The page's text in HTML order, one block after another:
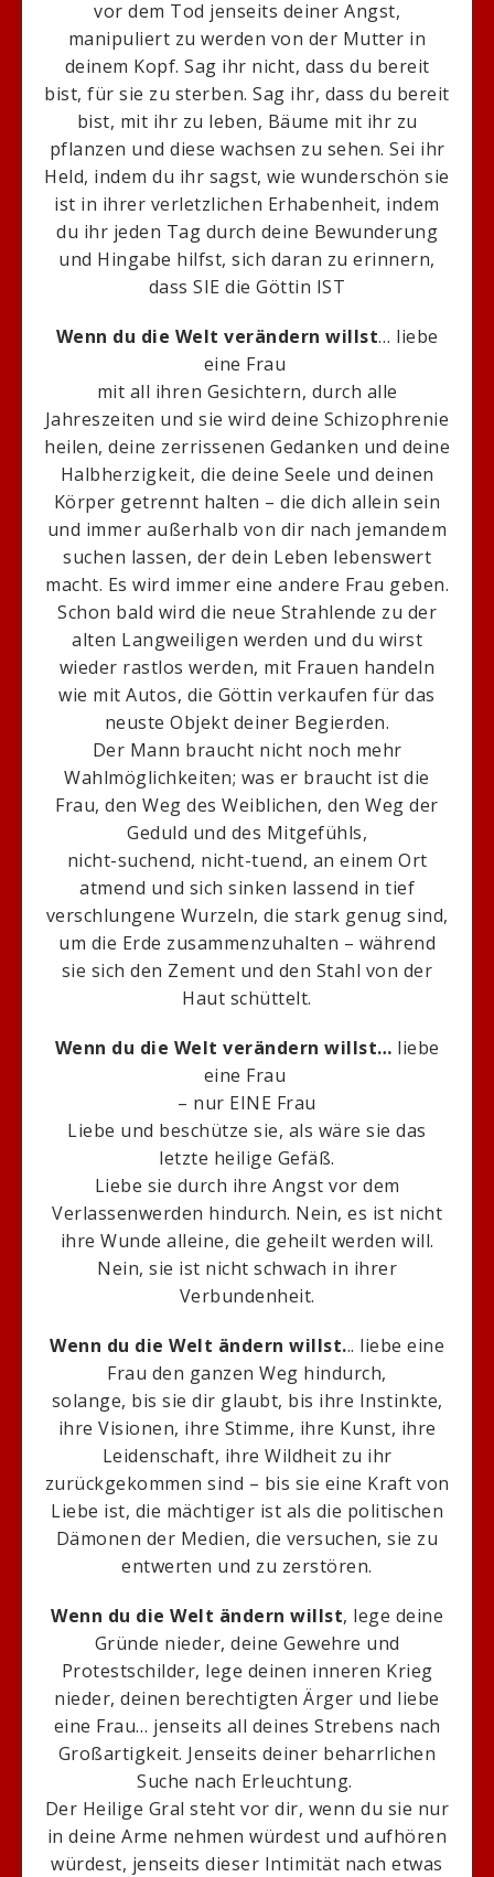
vor dem Tod jenseits deiner Angst,
manipuliert zu werden von der Mutter in
deinem Kopf. Sag ihr nicht, dass du bereit
bist, für sie zu sterben. Sag ihr, dass du bereit
bist, mit ihr zu leben, Bäume mit ihr zu
pflanzen und diese wachsen zu sehen. Sei ihr
Held, indem du ihr sagst, wie wunderschön sie
ist in ihrer verletzlichen Erhabenheit, indem
du ihr jeden Tag durch deine Bewunderung
und Hingabe hilfst, sich daran zu erinnern,
dass SIE die Göttin IST
Wenn du die Welt verändern willst… liebe
eine Frau
mit all ihren Gesichtern, durch alle
Jahreszeiten und sie wird deine Schizophrenie
heilen, deine zerrissenen Gedanken und deine
Halbherzigkeit, die deine Seele und deinen
Körper getrennt halten – die dich allein sein
und immer außerhalb von dir nach jemandem
suchen lassen, der dein Leben lebenswert
macht. Es wird immer eine andere Frau geben.
Schon bald wird die neue Strahlende zu der
alten Langweiligen werden und du wirst
wieder rastlos werden, mit Frauen handeln
wie mit Autos, die Göttin verkaufen für das
neuste Objekt deiner Begierden.
Der Mann braucht nicht noch mehr
Wahlmöglichkeiten; was er braucht ist die
Frau, den Weg des Weiblichen, den Weg der
Geduld und des Mitgefühls,
nicht-suchend, nicht-tuend, an einem Ort
atmend und sich sinken lassend in tief
verschlungene Wurzeln, die stark genug sind,
um die Erde zusammenzuhalten – während
sie sich den Zement und den Stahl von der
Haut schüttelt.
Wenn du die Welt verändern willst… liebe
eine Frau
– nur EINE Frau
Liebe und beschütze sie, als wäre sie das
letzte heilige Gefäß.
Liebe sie durch ihre Angst vor dem
Verlassenwerden hindurch. Nein, es ist nicht
ihre Wunde alleine, die geheilt werden will.
Nein, sie ist nicht schwach in ihrer
Verbundenheit.
Wenn du die Welt ändern willst... liebe eine
Frau den ganzen Weg hindurch,
solange, bis sie dir glaubt, bis ihre Instinkte,
ihre Visionen, ihre Stimme, ihre Kunst, ihre
Leidenschaft, ihre Wildheit zu ihr
zurückgekommen sind – bis sie eine Kraft von
Liebe ist, die mächtiger ist als die politischen
Dämonen der Medien, die versuchen, sie zu
entwerten und zu zerstören.
Wenn du die Welt ändern willst, lege deine
Gründe nieder, deine Gewehre und
Protestschilder, lege deinen inneren Krieg
nieder, deinen berechtigten Ärger und liebe
eine Frau… jenseits all deines Strebens nach
Großartigkeit. Jenseits deiner beharrlichen
Suche nach Erleuchtung.
Der Heilige Gral steht vor dir, wenn du sie nur
in deine Arme nehmen würdest und aufhören
würdest, jenseits dieser Intimität nach etwas